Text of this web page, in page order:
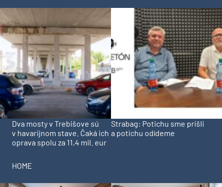
Dva mosty v Trebišove sú
v havarijnom stave. Čaká ich
oprava spolu za 11,4 mil. eur
Strabag: Potichu sme prišli
a potichu odídeme
HOME